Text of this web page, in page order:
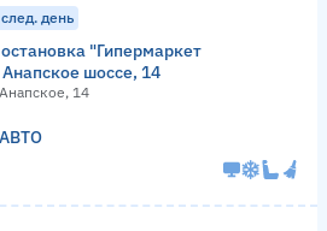
день
"Гипермаркет
шоссе, 14
14